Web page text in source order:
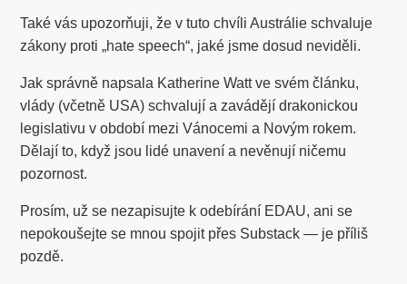
Také vás upozorňuji, že v tuto chvíli Austrálie schvaluje
zákony proti „hate speech“, jaké jsme dosud neviděli.
Jak správně napsala Katherine Watt ve svém článku,
vlády (včetně USA) schvalují a zavádějí drakonickou
legislativu v období mezi Vánocemi a Novým rokem.
Dělají to, když jsou lidé unavení a nevěnují ničemu
pozornost.
Prosím, už se nezapisujte k odebírání EDAU, ani se
nepokoušejte se mnou spojit přes Substack — je příliš
pozdě.